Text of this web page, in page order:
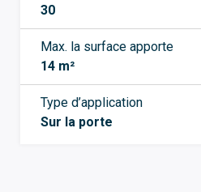
30
Max. la surface apporte
14 m²
Type d’application
Sur la porte